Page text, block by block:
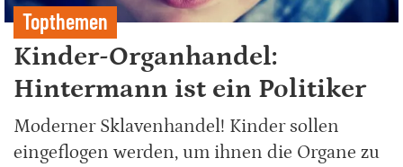
Topthemen
Kinder-Organhandel:
Hintermann ist ein Politiker
Moderner Sklavenhandel! Kinder sollen
eingeflogen werden, um ihnen die Organe zu